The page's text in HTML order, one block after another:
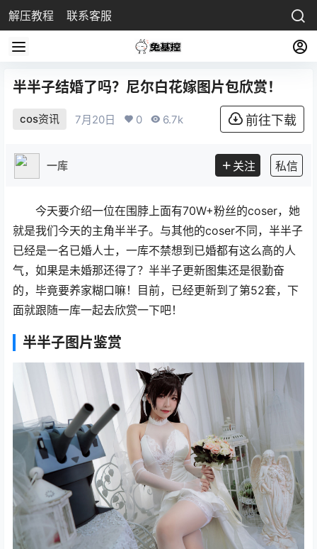
解压教程 联系客服
半半子结婚了吗？尼尔白花嫁图片包欣赏！
cos资讯 7月20日 0 6.7k 前往下载
一库 关注 私信
今天要介绍一位在围脖上面有70W+粉丝的coser，她
就是我们今天的主角半半子。与其他的coser不同，半半子
已经是一名已婚人士，一库不禁想到已婚都有这么高的人
气，如果是未婚那还得了？半半子更新图集还是很勤奋
的，毕竟要养家糊口嘛！目前，已经更新到了第52套，下
面就跟随一库一起去欣赏一下吧！
半半子图片鉴赏